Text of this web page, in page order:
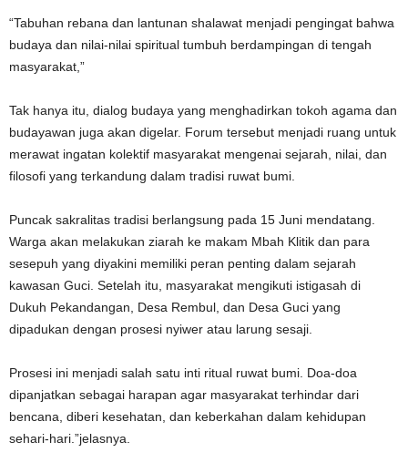
“Tabuhan rebana dan lantunan shalawat menjadi pengingat bahwa
budaya dan nilai-nilai spiritual tumbuh berdampingan di tengah
masyarakat,”
Tak hanya itu, dialog budaya yang menghadirkan tokoh agama dan
budayawan juga akan digelar. Forum tersebut menjadi ruang untuk
merawat ingatan kolektif masyarakat mengenai sejarah, nilai, dan
filosofi yang terkandung dalam tradisi ruwat bumi.
Puncak sakralitas tradisi berlangsung pada 15 Juni mendatang.
Warga akan melakukan ziarah ke makam Mbah Klitik dan para
sesepuh yang diyakini memiliki peran penting dalam sejarah
kawasan Guci. Setelah itu, masyarakat mengikuti istigasah di
Dukuh Pekandangan, Desa Rembul, dan Desa Guci yang
dipadukan dengan prosesi nyiwer atau larung sesaji.
Prosesi ini menjadi salah satu inti ritual ruwat bumi. Doa-doa
dipanjatkan sebagai harapan agar masyarakat terhindar dari
bencana, diberi kesehatan, dan keberkahan dalam kehidupan
sehari-hari.”jelasnya.